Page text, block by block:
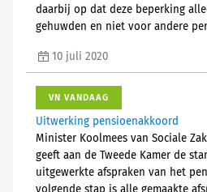
daarbij op dat deze beperking
gehuwden en niet voor andere
10 juli 2020
VN VANDAAG
Uitwerking pensioenakkoord
Minister Koolmees van Sociale
geeft aan de Tweede Kamer de
uitgewerkte afspraken van het